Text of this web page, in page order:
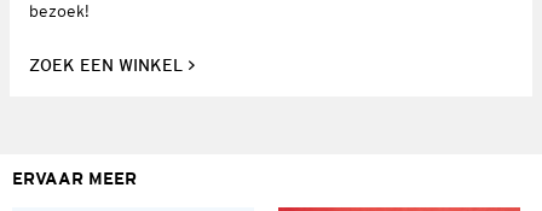
bezoek!
ZOEK EEN WINKEL
ERVAAR MEER